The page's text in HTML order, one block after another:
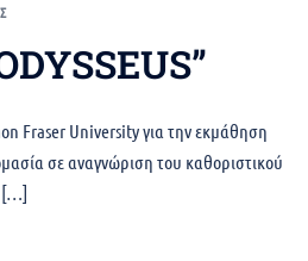
Fraser University για την εκμάθηση
σε αναγνώριση του καθοριστικού
[…]